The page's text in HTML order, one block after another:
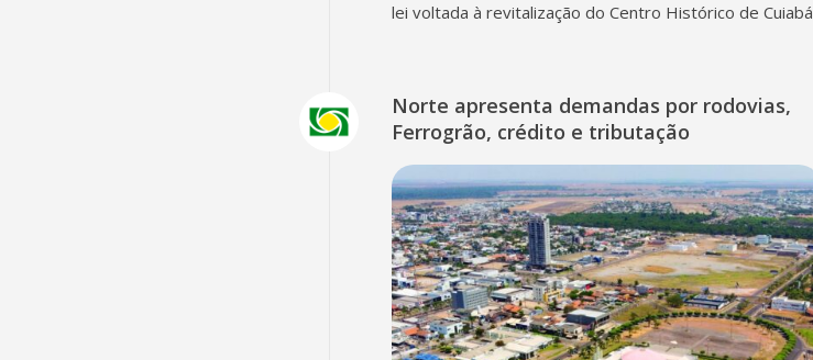
lei voltada à revitalização do Centro Histórico de Cuiabá
Norte apresenta demandas por rodovias,
Ferrogrão, crédito e tributação